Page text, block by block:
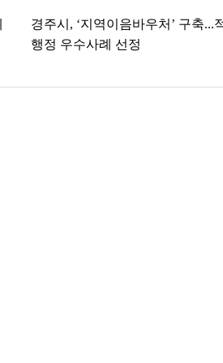
경주시, ‘지역이음바우처’ 구축...
행정 우수사례 선정